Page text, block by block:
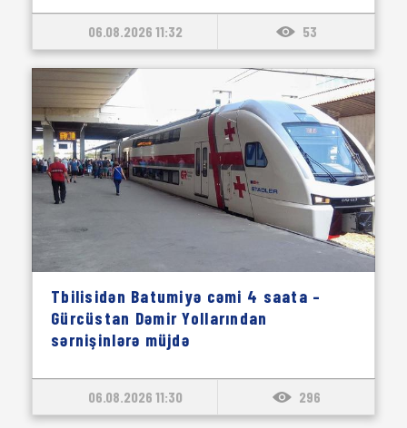
06.08.2026 11:32 53
Tbilisidən Batumiyə cəmi 4 saata –
Gürcüstan Dəmir Yollarından
sərnişinlərə müjdə
06.08.2026 11:30 296